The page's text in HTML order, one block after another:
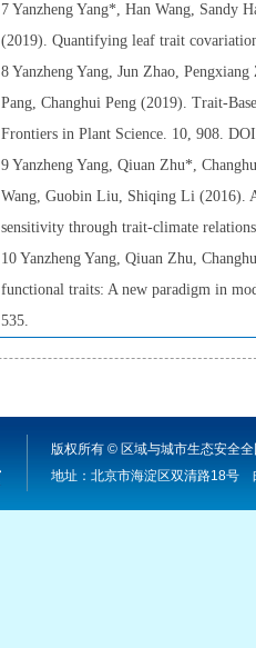
7 Yanzheng Yang*, Han Wang, Sandy
(2019). Quantifying leaf trait
8 Yanzheng Yang, Jun Zhao,
Pang, Changhui Peng (2019). Trait-
Frontiers in Plant Science. 10, 908.
9 Yanzheng Yang, Qiuan Zhu*,
Wang, Guobin Liu, Shiqing Li (2016).
sensitivity through trait-climate
10 Yanzheng Yang, Qiuan Zhu,
functional traits: A new paradigm in
535.
版权所有 © 区域与城市生态安全
地址：北京市海淀区双清路18